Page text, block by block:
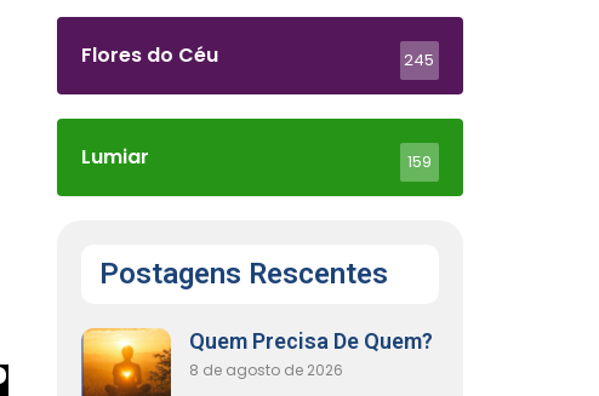
Flores do Céu 245
Lumiar 159
Postagens Rescentes
Quem Precisa De Quem?
8 de agosto de 2026